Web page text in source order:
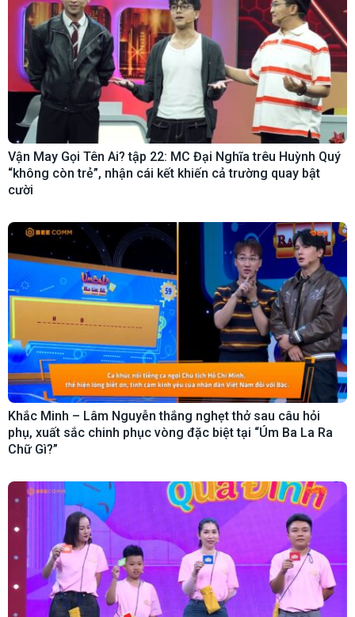
Vận May Gọi Tên Ai? tập 22: MC Đại Nghĩa trêu Huỳnh Quý
“không còn trẻ”, nhận cái kết khiến cả trường quay bật
cười
Khắc Minh – Lâm Nguyễn thắng nghẹt thở sau câu hỏi
phụ, xuất sắc chinh phục vòng đặc biệt tại “Úm Ba La Ra
Chữ Gì?”